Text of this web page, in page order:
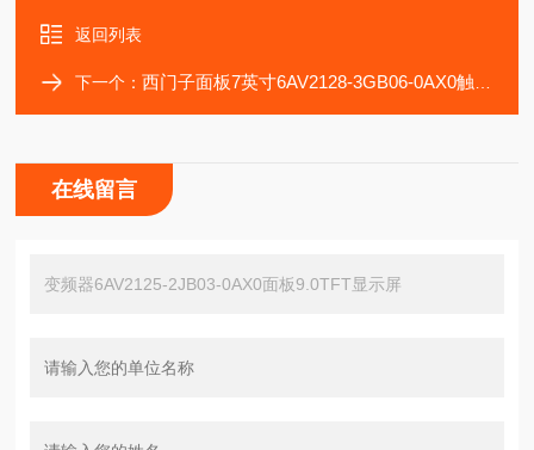
返回列表
下一个：西门子面板7英寸6AV2128-3GB06-0AX0触摸屏模块
在线留言